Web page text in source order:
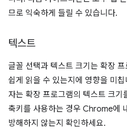
므로 익숙하게 들릴 수 있습니다.
텍스트
글꼴 선택과 텍스트 크기는 확장
쉽게 읽을 수 있는지에 영향을 미
자는 확장 프로그램의 텍스트 크기
축키를 사용하는 경우 Chrome에
방해하지 않는지 확인하세요.